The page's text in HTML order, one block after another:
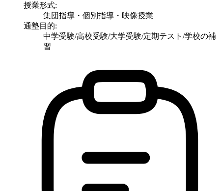
授業形式:
集団指導・個別指導・映像授業
通塾目的:
中学受験/高校受験/大学受験/定期テスト/学校の補
習